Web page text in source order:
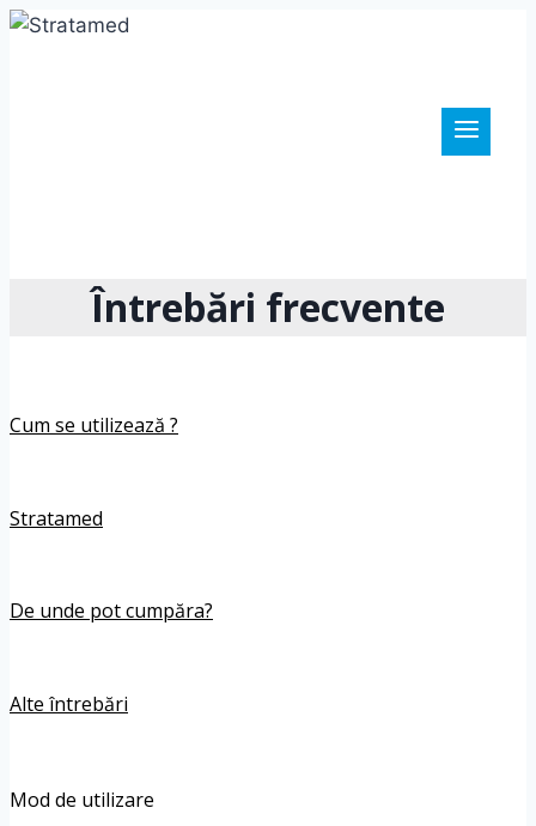
Skip
Întrebări frecvente
Cum se utilizează ?
Stratamed
De unde pot cumpăra?
Alte întrebări
Mod de utilizare